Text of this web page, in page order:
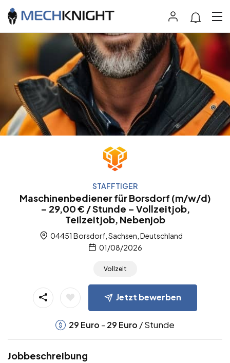
STAFFTIGER
Maschinenbediener für Borsdorf (m/w/d)
– 29,00 € / Stunde – Vollzeitjob,
Teilzeitjob, Nebenjob
04451 Borsdorf, Sachsen, Deutschland
01/08/2026
Vollzeit
Jetzt bewerben
29 Euro - 29 Euro / Stunde
Jobbeschreibung